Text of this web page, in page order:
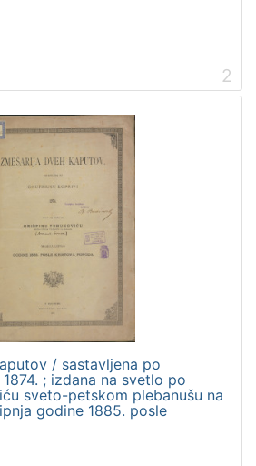
2
/ sastavljena po
; izdana na svetlo po
sveto-petskom plebanušu na
godine 1885. posle